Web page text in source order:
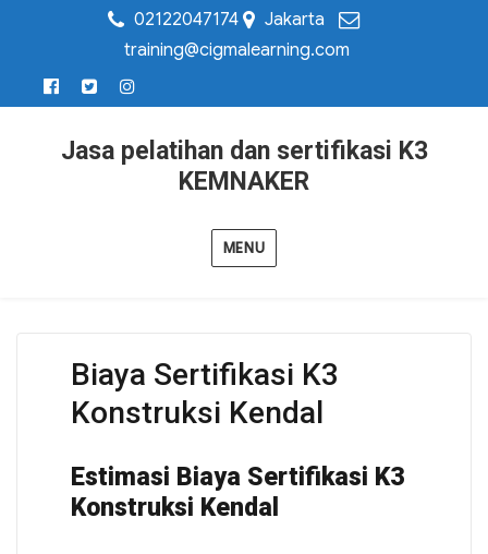
02122047174
Jakarta
training@cigmalearning.com
Jasa pelatihan dan sertifikasi K3
KEMNAKER
MENU
Biaya Sertifikasi K3
Konstruksi Kendal
Estimasi Biaya Sertifikasi K3
Konstruksi Kendal